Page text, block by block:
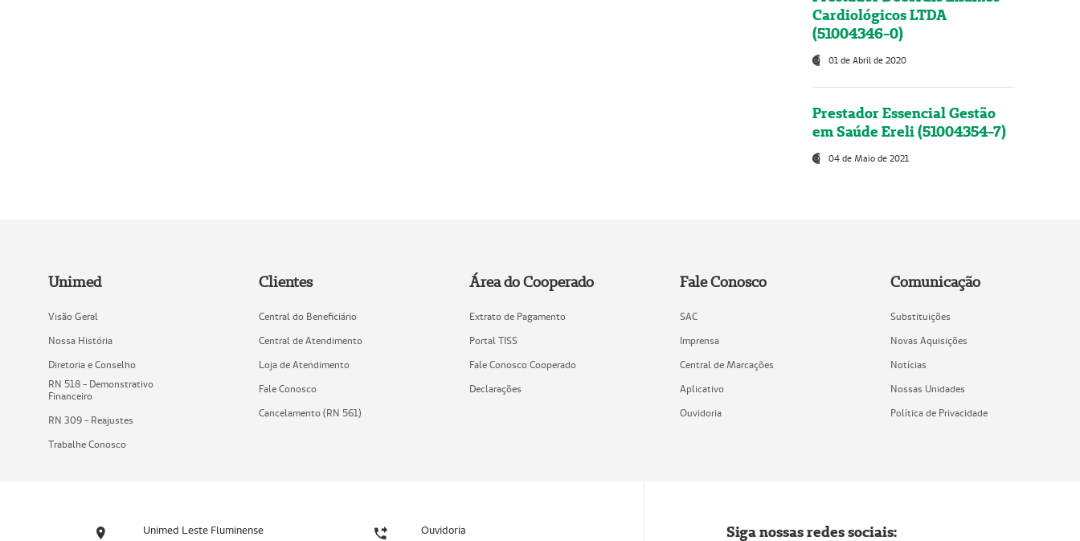
Cardiológicos LTDA
(51004346-0)
01 de Abril de 2020
Prestador Essencial Gestão
em Saúde Ereli (51004354-7)
04 de Maio de 2021
Unimed
Visão Geral
Nossa História
Diretoria e Conselho
RN 518 - Demonstrativo
Financeiro
RN 309 - Reajustes
Trabalhe Conosco
Clientes
Central do Beneficiário
Central de Atendimento
Loja de Atendimento
Fale Conosco
Cancelamento (RN 561)
Área do Cooperado
Extrato de Pagamento
Portal TISS
Fale Conosco Cooperado
Declarações
Fale Conosco
SAC
Imprensa
Central de Marcações
Aplicativo
Ouvidoria
Comunicação
Substituições
Novas Aquisições
Notícias
Nossas Unidades
Política de Privacidade
Unimed Leste Fluminense Ouvidoria Siga nossas redes sociais: